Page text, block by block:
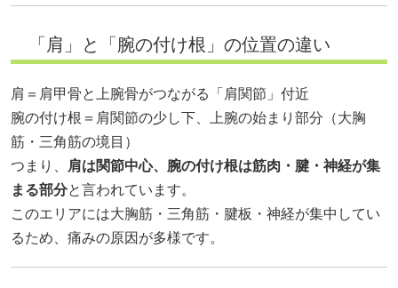
「肩」と「腕の付け根」の位置の違い
肩＝肩甲骨と上腕骨がつながる「肩関節」付近
腕の付け根＝肩関節の少し下、上腕の始まり部分（大胸
筋・三角筋の境目）
つまり、
肩は関節中心、腕の付け根は筋肉・腱・神経が集
まる部分と言われています。
このエリアには大胸筋・三角筋・腱板・神経が集中してい
るため、痛みの原因が多様です。